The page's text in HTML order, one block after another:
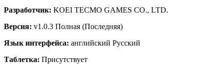
Разработчик: KOEI TECMO GAMES CO., LTD.
Версия: v1.0.3 Полная (Последняя)
Язык интерфейса: английский Русский
Таблетка: Присутствует